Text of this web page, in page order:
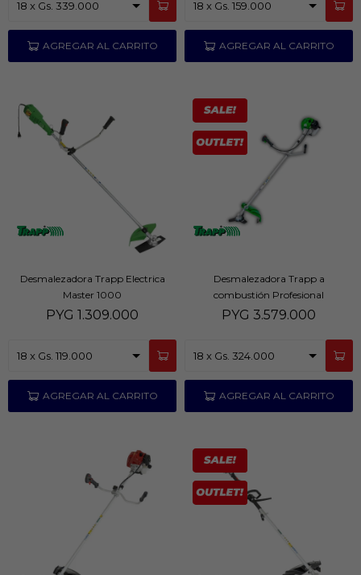
Desmalezadora Trapp Electrica
Master 1000
PYG 1.309.000
Desmalezadora Trapp a
combustión Profesional
PYG 3.579.000